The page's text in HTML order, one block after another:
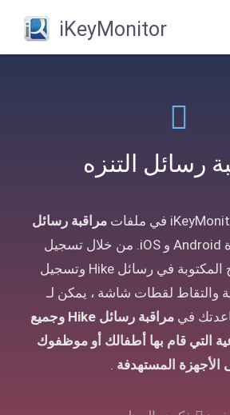
iKeyMonitor
رسائل التنزه
مراقبة رسائل
على أجهزة Android و iOS. من خلال تسجيل
ضغطات المفاتيح المكتوبة في رسائل Hike وتسجيل
والتقاط لقطات شاشة ، يمكن لـ
مراقبة رسائل Hike وجميع
التي قام بها أطفالك أو موظفوك
الأجهزة المستهدفة .